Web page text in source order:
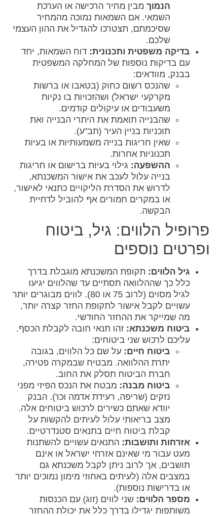
הנמוךמבין מחיר הרכישה או הערכת
השמאי. אם השמאות נמוכה מהמחיר
שסיכמתם, תצטרכו להגדיל את ההון העצמי
שלכם.
בדיקה משפטית ותכנונית: דוח השמאות, יחד
עם בדיקות נוספות של המחלקה המשפטית
בבנק, מוודאים:
שהנכס רשום כחוק (בטאבו או ברשות
מקרקעי ישראל) ושהזכויות בו נקיות
משעבודים או עיקולים קודמים.
שהבנייה תואמת את היתרי הבנייה ואת
תוכניות בניין העיר (תב"ע).
שאין חריגות בנייה משמעותיות או בעיות
תכנוניות אחרות.
ההשפעה: גילוי בעיות ברישום או חריגות
בנייה עלול לעכב את אישור המשכנתא,
לדרוש את הסדרת הליקויים כתנאי לאישור,
או במקרים חמורים אף להוביל לדחיית
הבקשה.
פרופיל הלווים: גיל, ביטוח
ופרטים נוספים
גיל הלווים: תקופת המשכנתא מוגבלת בדרך
כלל כך שההלוואה תסתיים עד שהלווים יגיעו
לגיל מסוים (לרוב 75 או 80). לווים מבוגרים יותר
עשויים לקבל אישור לתקופת החזר קצרה יותר,
מה שמייקר את ההחזר החודשי.
ביטוח משכנתא: זהו תנאי חובה לקבלת הכסף.
עליכם לרכוש שני ביטוחים:
ביטוח חיים: על שם כל הלווים, בגובה
יתרת ההלוואה. מבטיח שבמקרה פטירה,
חברת הביטוח תסלק את החוב.
ביטוח מבנה: מבטח את הנכס הפיזי מפני
נזקים (שריפה, רעידת אדמה וכו'). הבנק
יוודא שאתם כשירים לרכוש ביטוחים אלה.
מצב בריאותי עלול לעיתים להקשות על
קבלת ביטוח חיים בתנאים סטנדרטיים.
אזרחות ותושבות: התנאים עשויים להשתנות
מעט עבור מי שאינם אזרחי ישראל או אינם
תושבים, אך לרוב ניתן לקבל משכנתא גם
במצבים אלה (לעיתים באחוזי מימון נמוכים יותר
או בדרישות נוספות).
מספר הלווים: שני לווים (זוג) עם הכנסות
משותפות יגדילו בדרך כלל את יכולת ההחזר